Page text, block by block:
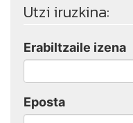
Utzi iruzkina:
Erabiltzaile izena
Eposta